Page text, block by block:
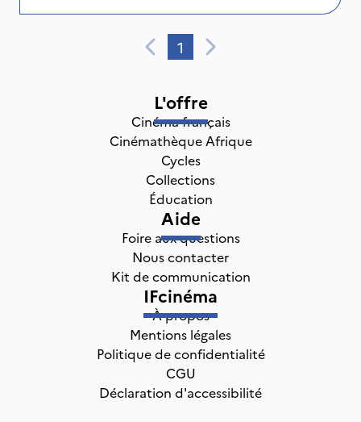
1
L'offre
Cinéma français
Cinémathèque Afrique
Cycles
Collections
Éducation
Aide
Foire aux questions
Nous contacter
Kit de communication
IFcinéma
À propos
Mentions légales
Politique de confidentialité
CGU
Déclaration d'accessibilité